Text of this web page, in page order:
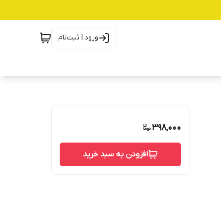
ورود | ثبت‌نام
398,000
افزودن به سبد خرید